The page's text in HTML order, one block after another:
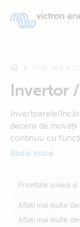
example
SmartSolar
Multiplus-
Încărcare și
Invertor
Invertoarele/
decenii de
continuu cu
îmbunătățite.
afara rețelei,
aplicații.
se baza pe ea,
Show more
Prioritate solară
Aflați mai multe
Aflați mai multe